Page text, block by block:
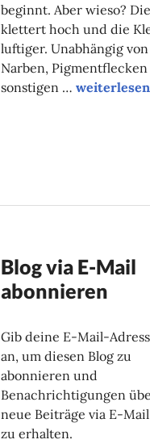
beginnt. Aber wieso?
klettert hoch und die
luftiger. Unabhängig
Narben, Pigmentflecken
sonstigen … „Was hast
weiterlesen
Blog via E-Mail
abonnieren
Gib deine E-Mail-
an, um diesen Blog zu
abonnieren und
Benachrichtigungen
neue Beiträge via E-Mail
zu erhalten.